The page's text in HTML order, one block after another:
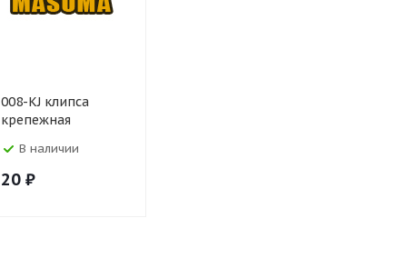
008-KJ клипса
крепежная
В наличии
20 ₽